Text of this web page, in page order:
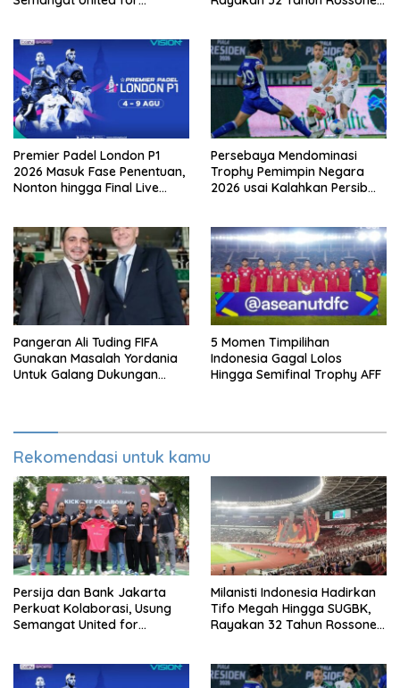
Premier Padel London P1
2026 Masuk Fase Penentuan,
Nonton hingga Final Live
Persebaya Mendominasi
Trophy Pemimpin Negara
2026 usai Kalahkan Persib
Pangeran Ali Tuding FIFA
Gunakan Masalah Yordania
Untuk Galang Dukungan
5 Momen Timpilihan
Indonesia Gagal Lolos
Hingga Semifinal Trophy AFF
Rekomendasi untuk kamu
Persija dan Bank Jakarta
Perkuat Kolaborasi, Usung
Semangat United for
Milanisti Indonesia Hadirkan
Tifo Megah Hingga SUGBK,
Rayakan 32 Tahun Rossoneri